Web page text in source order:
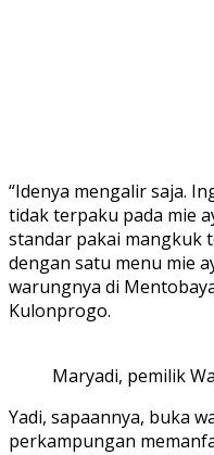
“Idenya mengalir saja.
tidak terpaku pada mie
standar pakai mangkuk
dengan satu menu mie
warungnya di
Kulonprogo.
Maryadi, pemilik
Yadi, sapaannya, buka
perkampungan